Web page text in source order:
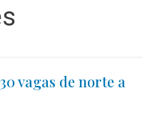
vagas de norte a